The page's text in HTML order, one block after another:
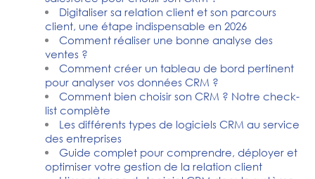
Digitaliser sa relation client et son parcours
client, une étape indispensable en 2026
Comment réaliser une bonne analyse des
ventes ?
Comment créer un tableau de bord pertinent
pour analyser vos données CRM ?
Comment bien choisir son CRM ? Notre check-
list complète
Les différents types de logiciels CRM au service
des entreprises
Guide complet pour comprendre, déployer et
optimiser votre gestion de la relation client